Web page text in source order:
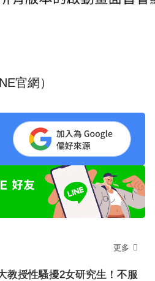
官網）
更多
教授性騷擾2女研究生！不服